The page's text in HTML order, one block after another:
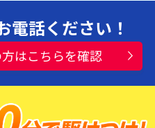
電話ください！
はこちらを確認